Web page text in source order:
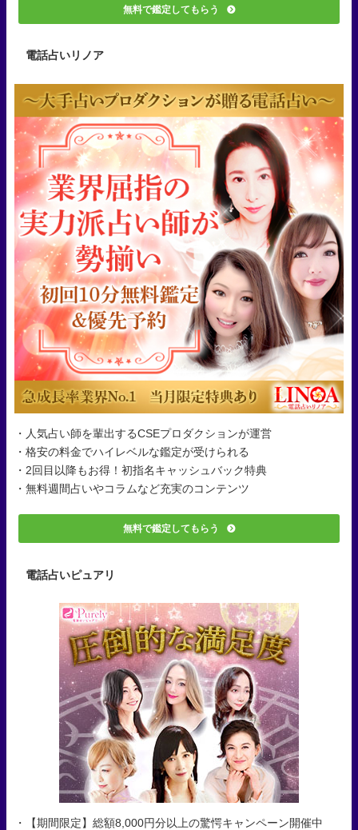
無料で鑑定してもらう
電話占いリノア
・人気占い師を輩出するCSEプロダクションが運営
・格安の料金でハイレベルな鑑定が受けられる
・2回目以降もお得！初指名キャッシュバック特典
・無料週間占いやコラムなど充実のコンテンツ
無料で鑑定してもらう
電話占いピュアリ
・【期間限定】総額8,000円分以上の驚愕キャンペーン開催中